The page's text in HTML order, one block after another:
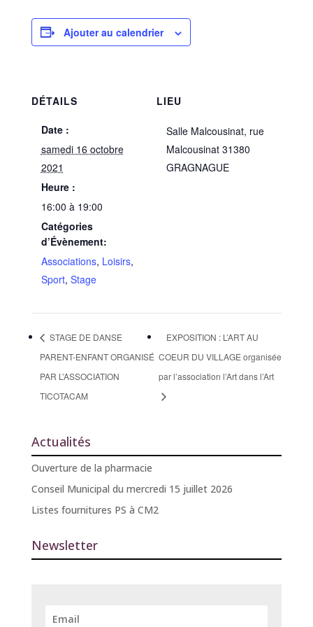
Ajouter au calendrier
DÉTAILS
Date :
samedi 16 octobre
2021
Heure :
16:00 à 19:00
Catégories
d’Évènement:
Associations, Loisirs,
Sport, Stage
LIEU
Salle Malcousinat, rue
Malcousinat 31380
GRAGNAGUE
STAGE DE DANSE
PARENT-ENFANT ORGANISÉ
PAR L’ASSOCIATION
TICOTACAM
EXPOSITION : L’ART AU
COEUR DU VILLAGE organisée
par l’association l’Art dans l’Art
Actualités
Ouverture de la pharmacie
Conseil Municipal du mercredi 15 juillet 2026
Listes fournitures PS à CM2
Newsletter